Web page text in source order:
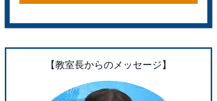
【教室長からのメッセージ】